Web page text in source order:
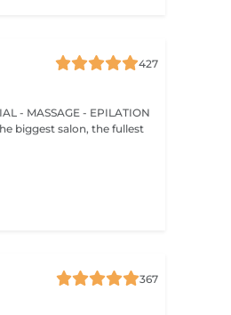
427
- MASSAGE - EPILATION
biggest salon, the fullest
367